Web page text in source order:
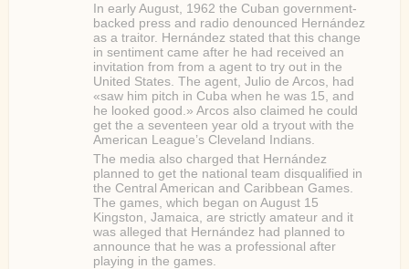
In early August, 1962 the Cuban government-
backed press and radio denounced Hernández
as a traitor. Hernández stated that this change
in sentiment came after he had received an
invitation from from a agent to try out in the
United States. The agent, Julio de Arcos, had
«saw him pitch in Cuba when he was 15, and
he looked good.» Arcos also claimed he could
get the a seventeen year old a tryout with the
American League’s Cleveland Indians.
The media also charged that Hernández
planned to get the national team disqualified in
the Central American and Caribbean Games.
The games, which began on August 15
Kingston, Jamaica, are strictly amateur and it
was alleged that Hernández had planned to
announce that he was a professional after
playing in the games.